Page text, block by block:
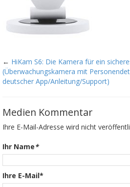
← HiKam S6: Die Kamera für ein
(Überwachungskamera mit
deutscher App/Anleitung/Support)
Medien Kommentar
Ihre E-Mail-Adresse wird nicht
Ihr Name*
Ihre E-Mail*